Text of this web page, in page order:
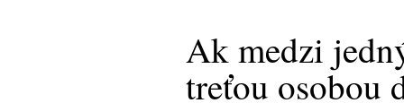
Ak medzi
treťou osobou